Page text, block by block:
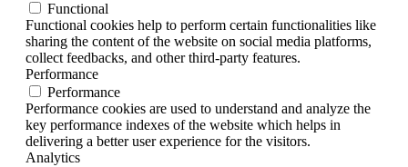
Functional
Functional cookies help to perform certain functionalities like
sharing the content of the website on social media platforms,
collect feedbacks, and other third-party features.
Performance
Performance
Performance cookies are used to understand and analyze the
key performance indexes of the website which helps in
delivering a better user experience for the visitors.
Analytics